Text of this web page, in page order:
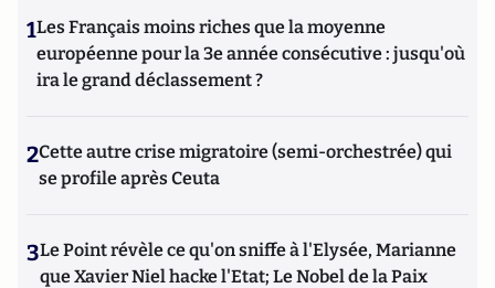
1Les Français moins riches que la moyenne
européenne pour la 3e année consécutive : jusqu'où
ira le grand déclassement ?
2Cette autre crise migratoire (semi-orchestrée) qui
se profile après Ceuta
3Le Point révèle ce qu'on sniffe à l'Elysée, Marianne
que Xavier Niel hacke l'Etat; Le Nobel de la Paix